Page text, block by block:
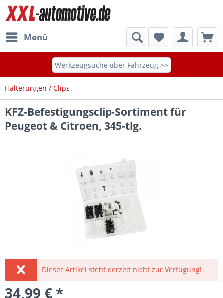
Menü
Werkzeugsuche über Fahrzeug >>
Halterungen / Clips
KFZ-Befestigungsclip-Sortiment für
Peugeot & Citroen, 345-tlg.
Dieser Artikel steht derzeit nicht zur Verfügung!
34,99 € *